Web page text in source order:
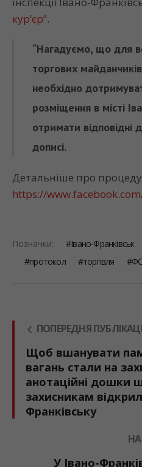
кур’єр”.
“Нагадуємо, що для
торгових
необхідно
розміщення в місті
отримати відповідні
дописі.
Детальніше про
https://
Позначки: Івано-Франківськ
протокол
торгівля
ПОПЕРЕДНЯ
Щоб вшанувати
вагань стали на
анотаційні дошки
захисникам
Франківську
У Івано-